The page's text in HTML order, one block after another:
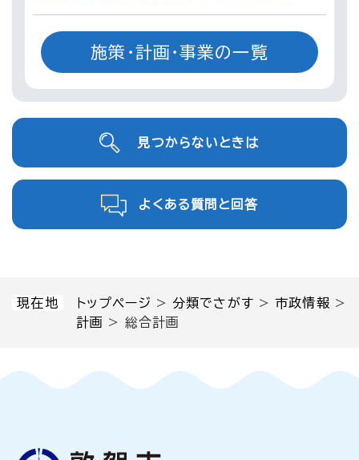
現在地 トップページ >分類でさがす >市政情報 >
計画 > 総合計画
施策・計画・事業の一覧
見つからないときは
よくある質問と回答